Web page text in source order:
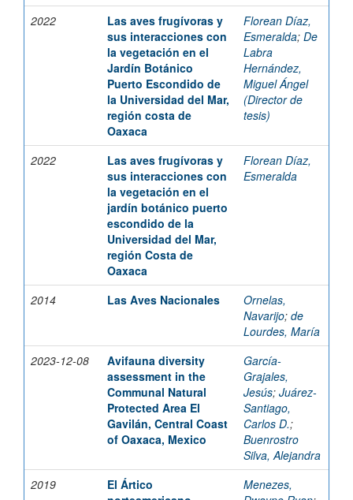
2022
Las aves frugívoras y
sus interacciones con
la vegetación en el
Jardín Botánico
Puerto Escondido de
la Universidad del Mar,
región costa de
Oaxaca
Florean Díaz,
Esmeralda; De
Labra
Hernández,
Miguel Ángel
(Director de
tesis)
2022
Las aves frugívoras y
sus interacciones con
la vegetación en el
jardín botánico puerto
escondido de la
Universidad del Mar,
región Costa de
Oaxaca
Florean Díaz,
Esmeralda
2014 Las Aves Nacionales
Ornelas,
Navarijo; de
Lourdes, María
2023-12-08
Avifauna diversity
assessment in the
Communal Natural
Protected Area El
Gavilán, Central Coast
of Oaxaca, Mexico
García-
Grajales,
Jesús; Juárez-
Santiago,
Carlos D.;
Buenrostro
Silva, Alejandra
2019
El Ártico
Menezes,